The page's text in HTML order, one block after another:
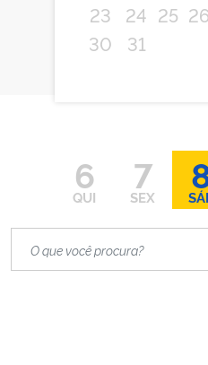
23
24 25 26
30
31
6
QUI
7
SEX